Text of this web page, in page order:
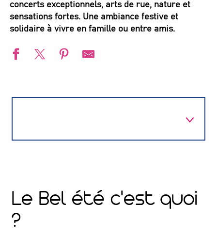
concerts exceptionnels, arts de rue, nature et
sensations fortes. Une ambiance festive et
solidaire à vivre en famille ou entre amis.
Les concerts
Le Bel été c'est quoi
?